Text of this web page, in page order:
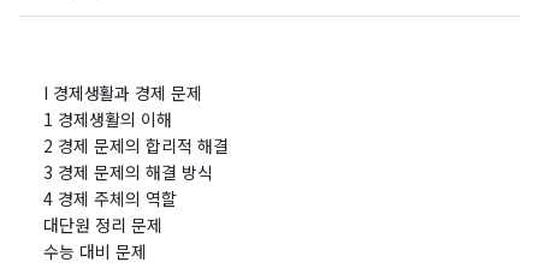
I 경제생활과 경제 문제
1 경제생활의 이해
2 경제 문제의 합리적 해결
3 경제 문제의 해결 방식
4 경제 주체의 역할
대단원 정리 문제
수능 대비 문제